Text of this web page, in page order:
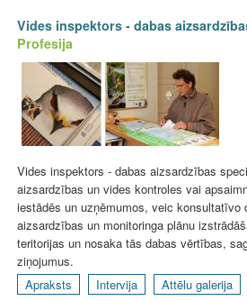
Vides inspektors - dabas
Profesija
Vides inspektors - dabas aizsardzības
aizsardzības un vides kontroles vai
iestādēs un uzņēmumos, veic konsultatīvo
aizsardzības un monitoringa plānu
teritorijas un nosaka tās dabas vērtības,
ziņojumus.
Apraksts
Intervija Attēlu galerija